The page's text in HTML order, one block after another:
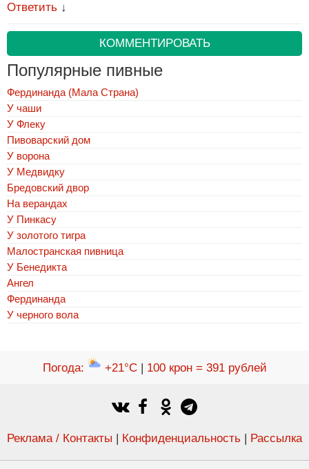
Ответить ↓
КОММЕНТИРОВАТЬ
Популярные пивные
Фердинанда (Мала Страна)
У чаши
У Флеку
Пивоварский дом
У ворона
У Медвидку
Бредовский двор
На верандах
У Пинкасу
У золотого тигра
Малостранская пивница
У Бенедикта
Ангел
Фердинанда
У черного вола
Погода: +21°C| 100 крон = 391 рублей
Реклама / Контакты Конфиденциальность Рассылка